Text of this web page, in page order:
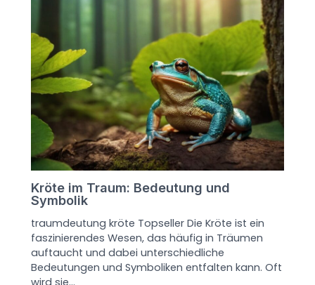
Kröte im Traum: Bedeutung und
Symbolik
traumdeutung kröte Topseller Die Kröte ist ein
faszinierendes Wesen, das häufig in Träumen
auftaucht und dabei unterschiedliche
Bedeutungen und Symboliken entfalten kann. Oft